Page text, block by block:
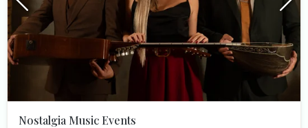
Nostalgia Music Events